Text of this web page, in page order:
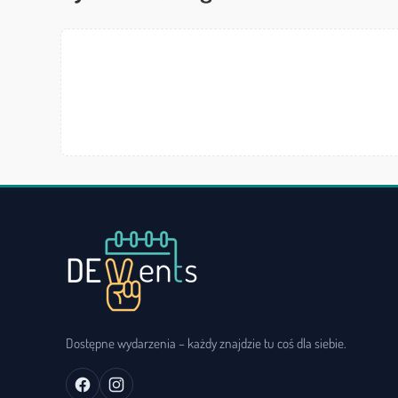
Dostępne wydarzenia – każdy znajdzie tu coś dla siebie.